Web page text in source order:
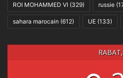
ROI MOHAMMED VI (329) russie
sahara marocain (612) UE (133)
RABAT,